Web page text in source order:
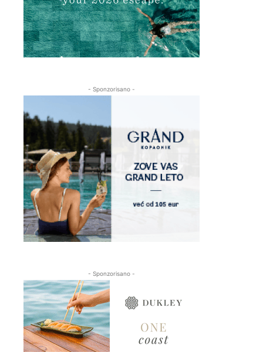
- Sponzorisano -
- Sponzorisano -